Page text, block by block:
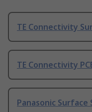
TE Connectivity
TE Connectivity
Panasonic Surface